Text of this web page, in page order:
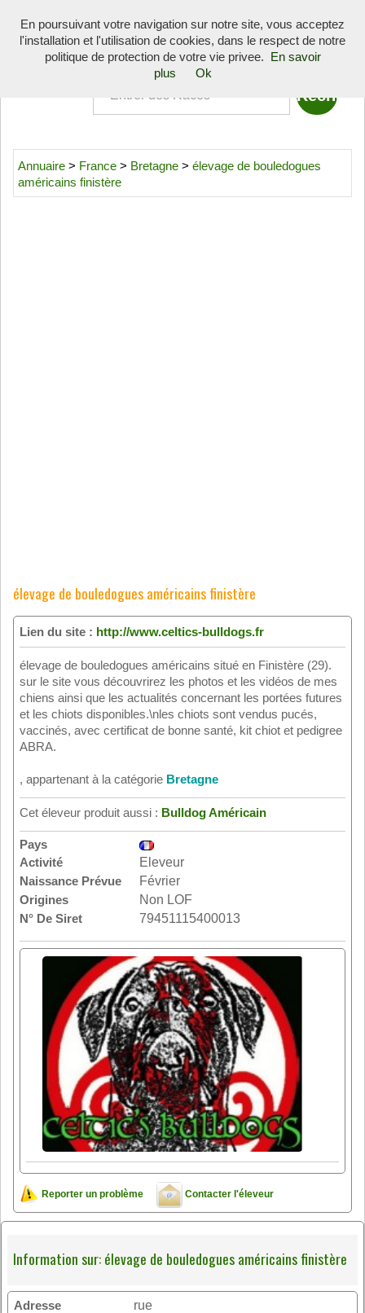
Toggle
Quoi
Annuaire > France > Bretagne > élevage de bouledogues
américains finistère
élevage de bouledogues américains finistère
Lien du site : http://www.celtics-bulldogs.fr
élevage de bouledogues américains situé en Finistère (29).
sur le site vous découvrirez les photos et les vidéos de mes
chiens ainsi que les actualités concernant les portées futures
et les chiots disponibles.\nles chiots sont vendus pucés,
vaccinés, avec certificat de bonne santé, kit chiot et pedigree
ABRA.
, appartenant à la catégorie Bretagne
Cet éleveur produit aussi : Bulldog Américain
Pays
Activité
Eleveur
Naissance Prévue
Février
Origines
Non LOF
N° De Siret
79451115400013
Reporter un problème Contacter l'éleveur
Information sur: élevage de bouledogues américains finistère
Adresse
rue
En poursuivant votre navigation sur notre site, vous acceptez
l'installation et l'utilisation de cookies, dans le respect de notre
politique de protection de votre vie privee.
En savoir
plus
Ok